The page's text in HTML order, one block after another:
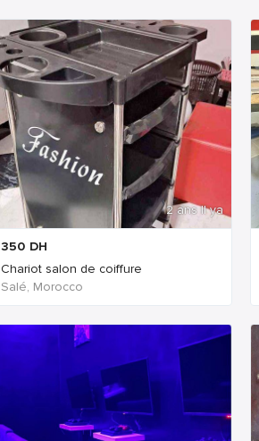
2 ans Il ya
350 DH
Chariot salon de coiffure
Salé, Morocco